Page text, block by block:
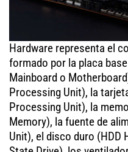
Hardware representa el
formado por la placa
Mainboard o
Processing Unit), la
Processing Unit), la
Memory), la fuente de
Unit), el disco duro (HDD